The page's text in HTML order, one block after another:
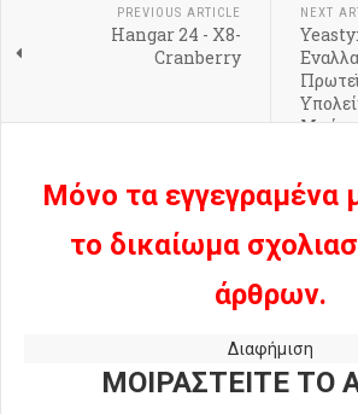
PREVIOUS ARTICLE
Hangar 24 - X8-
Cranberry
NEXT
Μόνο τα εγγεγραμένα
το δικαίωμα
άρθρων.
Διαφήμιση
ΜΟΙΡΑΣΤΕΙΤΕ ΤΟ